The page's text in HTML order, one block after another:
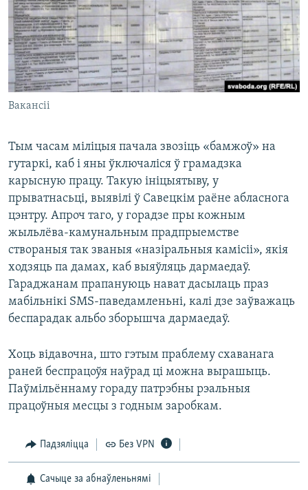
Вакансіі
Тым часам міліцыя пачала звозіць «бамжоў» на
гутаркі, каб і яны ўключаліся ў грамадзка
карысную працу. Такую ініцыятыву, у
прыватнасьці, выявілі ў Савецкім раёне абласнога
цэнтру. Апроч таго, у горадзе пры кожным
жыльлёва-камунальным прадпрыемстве
створаныя так званыя «назіральныя камісіі», якія
ходзяць па дамах, каб выяўляць дармаедаў.
Гараджанам прапануюць нават дасылаць праз
мабільнікі SMS-паведамленьні, калі дзе заўважаць
беспарадак альбо зборышча дармаедаў.
Хоць відавочна, што гэтым праблему схаванага
раней беспрацоўя наўрад ці можна вырашыць.
Паўмільённаму гораду патрэбны рэальныя
працоўныя месцы з годным заробкам.
Падзяліцца Без VPN
Сачыце за абнаўленьнямі